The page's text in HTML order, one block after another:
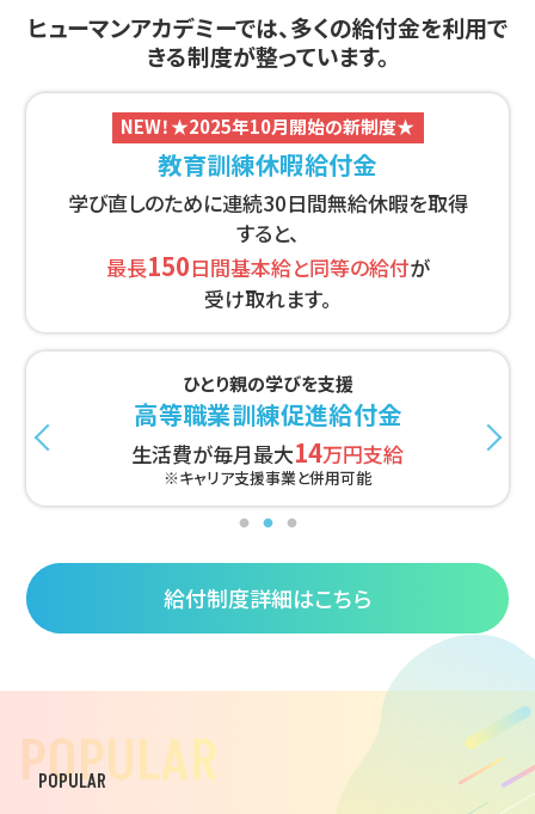
ヒューマンアカデミーでは、多くの給付金を利用で
きる制度が整っています。
NEW！★2025年10月開始の新制度★
教育訓練休暇給付金
学び直しのために連続30日間無給休暇を取得
すると、
最長150日間基本給と同等の給付が
受け取れます。
厚生労働省指定講座でスキルアップ
一般教育訓練給付制度
受講費用の20%最大10万円を支給
給付制度詳細はこちら
POPULAR
POPULAR